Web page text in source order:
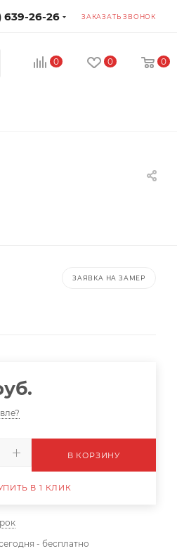
639-26-26 ЗАКАЗАТЬ ЗВОНОК
0 0 0
ЗАЯВКА НА ЗАМЕР
В КОРЗИНУ
В 1 КЛИК
- бесплатно